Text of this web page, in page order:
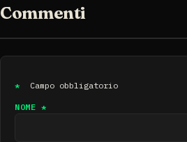
Commenti
* Campo obbligatorio
NOME *